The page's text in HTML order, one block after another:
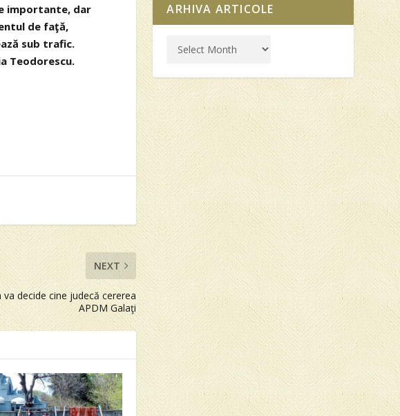
importante, dar
de faţă,
sub trafic.
Teodorescu.
NEXT
decide cine judecă cererea
APDM Galaţi
ARHIVA ARTICOLE